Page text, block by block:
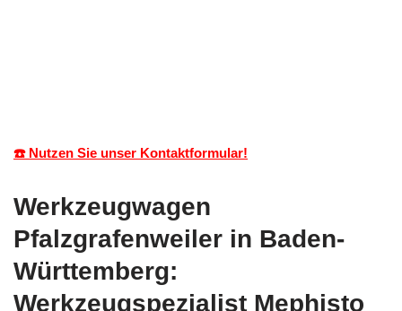
☎️ Nutzen Sie unser Kontaktformular!
Werkzeugwagen
Pfalzgrafenweiler in Baden-
Württemberg:
Werkzeugspezialist Mephisto